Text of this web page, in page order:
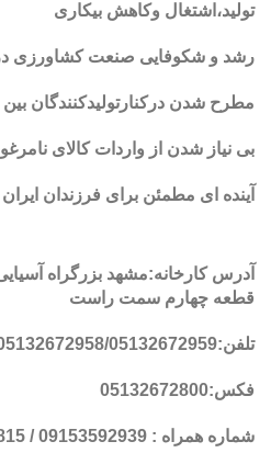
تولید،اشتغال وکاهش بیکاری
رشد و شکوفایی صنعت کشاورزی
مطرح شدن درکنارتولیدکنندگان بین
بی نیاز شدن از واردات کالای
آینده ای مطمئن برای فرزندان ایران
آدرس کارخانه:مشهد بزرگراه
قطعه چهارم سمت راست
تلفن:05132672957/05132672958/05132672959
فکس:05132672800
شماره همراه : 09153592939 / 09128602815/ 09151824378